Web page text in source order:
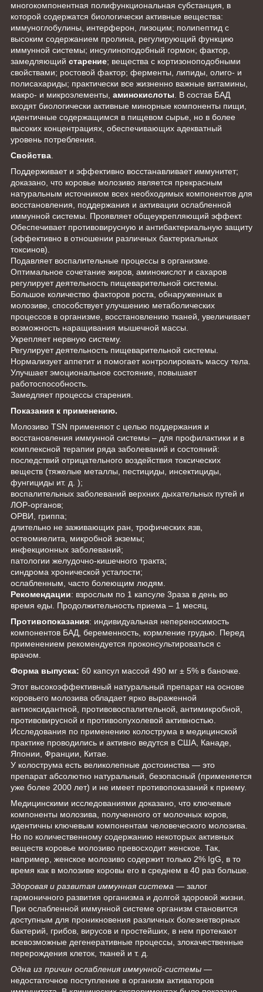
многокомпонентная полифункциональная субстанция, в
которой содержатся биологически активные вещества:
иммуноглобулины, интерферон, лизоцим; полипептид с
высоким содержанием пролина, регулирующий функцию
иммунной системы; инсулиноподобный гормон; фактор,
замедляющий старение; вещества с кортизоноподобными
свойствами; ростовой фактор; ферменты, липиды, олиго- и
полисахариды; практически все жизненно важные витамины,
макро- и микроэлементы, аминокислоты. В состав БАД
входят биологически активные минорные компоненты пищи,
идентичные содержащимся в пищевом сырье, но в более
высоких концентрациях, обеспечивающих адекватный
уровень потребления.
Свойства.
Поддерживает и эффективно восстанавливает иммунитет;
доказано, что коровье молозиво является прекрасным
натуральным источником всех необходимых компонентов для
восстановления, поддержания и активации ослабленной
иммунной системы. Проявляет общеукрепляющий эффект.
Обеспечивает противовирусную и антибактериальную защиту
(эффективно в отношении различных бактериальных
токсинов).
Подавляет воспалительные процессы в организме.
Оптимальное сочетание жиров, аминокислот и сахаров
регулирует деятельность пищеварительной системы.
Большое количество факторов роста, обнаруженных в
молозиве, способствует улучшению метаболических
процессов в организме, восстановлению тканей, увеличивает
возможность наращивания мышечной массы.
Укрепляет нервную систему.
Регулирует деятельность пищеварительной системы.
Нормализует аппетит и помогает контролировать массу тела.
Улучшает эмоциональное состояние, повышает
работоспособность.
Замедляет процессы старения.
Показания к применению.
Молозиво TSN применяют с целью поддержания и
восстановления иммунной системы – для профилактики и в
комплексной терапии ряда заболеваний и состояний:
последствий отрицательного воздействия токсических
веществ (тяжелые металлы, пестициды, инсектициды,
фунгициды ит. д. );
воспалительных заболеваний верхних дыхательных путей и
ЛОР-органов;
ОРВИ, гриппа;
длительно не заживающих ран, трофических язв,
остеомиелита, микробной экземы;
инфекционных заболеваний;
патологии желудочно-кишечного тракта;
синдрома хронической усталости;
ослабленным, часто болеющим людям.
Рекомендации: взрослым по 1 капсуле 3раза в день во
время еды. Продолжительность приема – 1 месяц.
Противопоказания: индивидуальная непереносимость
компонентов БАД, беременность, кормление грудью. Перед
применением рекомендуется проконсультироваться с
врачом.
Форма выпуска: 60 капсул массой 490 мг ± 5% в баночке.
Этот высокоэффективный натуральный препарат на основе
коровьего молозива обладает ярко выраженной
антиоксидантной, противовоспалительной, антимикробной,
противовирусной и противоопухолевой активностью.
Исследования по применению колострума в медицинской
практике проводились и активно ведутся в США, Канаде,
Японии, Франции, Китае.
У колострума есть великолепные достоинства — это
препарат абсолютно натуральный, безопасный (применяется
уже более 2000 лет) и не имеет противопоказаний к приему.
Медицинскими исследованиями доказано, что ключевые
компоненты молозива, полученного от молочных коров,
идентичны ключевым компонентам человеческого молозива.
Но по количественному содержанию некоторых активных
веществ коровье молозиво превосходит женское. Так,
например, женское молозиво содержит только 2% IgG, в то
время как в молозиве коровы его в среднем в 40 раз больше.
Здоровая и развитая иммунная система — залог
гармоничного развития организма и долгой здоровой жизни.
При ослабленной иммунной системе организм становится
доступным для проникновения различных болезнетворных
бактерий, грибов, вирусов и простейших, в нем протекают
всевозможные дегенеративные процессы, злокачественные
перерождения клеток, тканей и т. д.
Одна из причин ослабления иммунной-системы —
недостаточное поступление в организм активаторов